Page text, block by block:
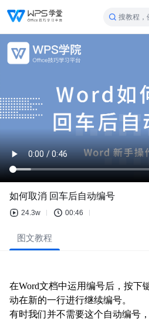
搜教程，
如何取消 回车后自动编号
24.3w 00:46
图文教程
在Word文档中运用编号后，按下
动在新的一行进行继续编号。
有时我们并不需要这个自动编号